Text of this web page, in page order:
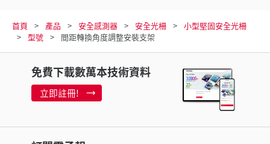
首頁 產品 安全感測器 安全光柵
小型堅固安全光柵
型號
間距轉換角度調整安裝支架
免費下載數萬本技術資料
立即註冊!